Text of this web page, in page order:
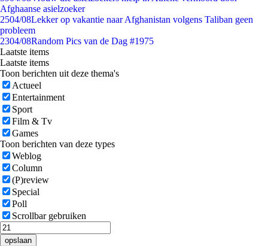
Afghaanse asielzoeker
2504/08Lekker op vakantie naar Afghanistan volgens Taliban geen
probleem
2304/08Random Pics van de Dag #1975
Laatste items
Laatste items
Toon berichten uit deze thema's
Actueel
Entertainment
Sport
Film & Tv
Games
Toon berichten van deze types
Weblog
Column
(P)review
Special
Poll
Scrollbar gebruiken
opslaan